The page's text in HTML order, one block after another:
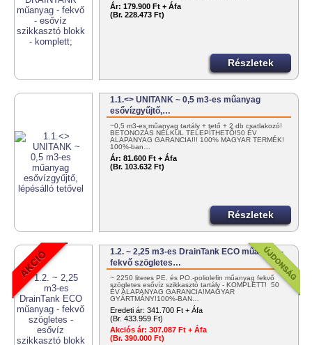
Ár: 179.900 Ft + Áfa
(Br. 228.473 Ft)
Részletek
1.1.<> UNITANK ~ 0,5 m3-es műanyag
esővízgyűjtő,…
~0,5 m3-es műanyag tartály + tető + 2 db csatlakozó!
BETONOZÁS NÉLKÜL TELEPÍTHETŐ!50 ÉV
ALAPANYAG GARANCIA!!! 100% MAGYAR TERMÉK!
100%-ban…
Ár: 81.600 Ft + Áfa
(Br. 103.632 Ft)
Részletek
1.2. ~ 2,25 m3-es DrainTank ECO műanyag -
fekvő szögletes…
~ 2250 literes PE. és PO.-poliolefin műanyag fekvő
szögletes esővíz szikkasztó tartály - KOMPLETT! 50
ÉV ALAPANYAG GARANCIA!MAGYAR
GYÁRTMÁNY!100%-BAN…
Eredeti ár: 341.700 Ft + Áfa
(Br. 433.959 Ft)
Akciós ár: 307.087 Ft + Áfa
(Br. 390.000 Ft)